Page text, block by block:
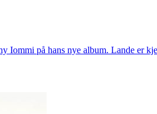
Iommi på hans nye album. Lande er